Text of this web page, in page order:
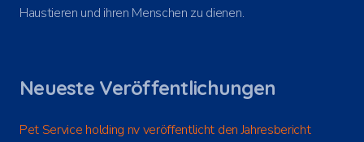
Haustieren und ihren Menschen zu dienen.
Neueste Veröffentlichungen
Pet Service holding nv veröffentlicht den Jahresbericht